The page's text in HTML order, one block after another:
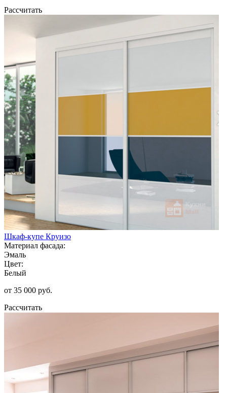
Рассчитать
Шкаф-купе Круизо
Материал фасада:
Эмаль
Цвет:
Белый
от 35 000 руб.
Рассчитать